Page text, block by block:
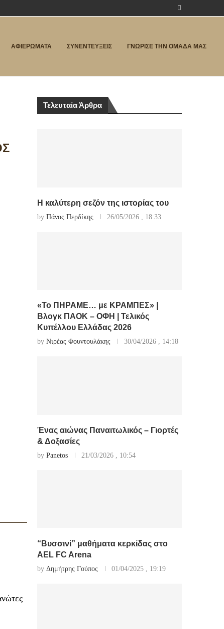
ΑΦΙΕΡΩΜΑΤΑ ΣΥΝΕΝΤΕΥΞΕΙΣ ΓΝΩΡΙΣΕ ΤΗΝ ΟΜΑΔΑ ΜΑΣ
Τελευταία Άρθρα
Η καλύτερη σεζόν της ιστορίας του
by Πάνος Περδίκης 26/05/2026 , 18:33
«Το ΠΗΡΑΜΕ… με ΚΡΑΜΠΕΣ» |
Βλογκ ΠΑΟΚ – ΟΦΗ | Τελικός
Κυπέλλου Ελλάδας 2026
by Νιρέας Φουντουλάκης 30/04/2026 , 14:18
Ένας αιώνας Παναιτωλικός – Γιορτές
& Δοξασίες
by Panetos 21/03/2026 , 10:54
“Βυσσινί” μαθήματα κερκίδας στο
AEL FC Arena
by Δημήτρης Γούπος 01/04/2025 , 19:19